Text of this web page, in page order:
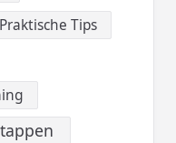
Praktische Tips